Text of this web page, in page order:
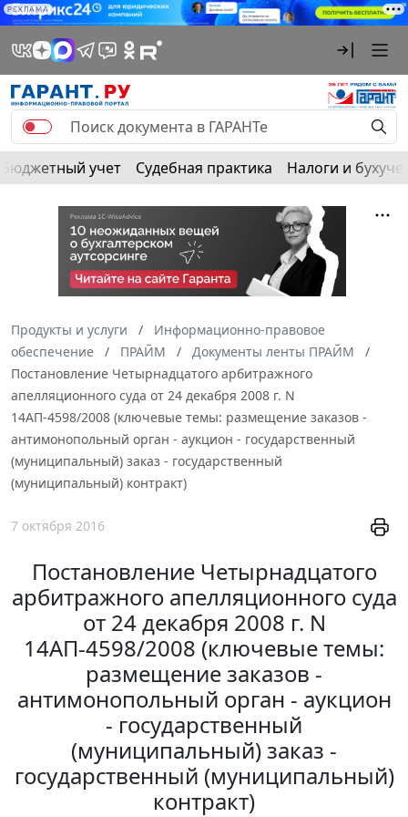
РЕКЛАМА
Бюджетный учет Судебная практика Налоги и
Продукты и услуги
Информационно-правовое
обеспечение
ПРАЙМ
Документы ленты ПРАЙМ
Постановление Четырнадцатого арбитражного
апелляционного суда от 24 декабря 2008 г. N
14АП-4598/2008 (ключевые темы: размещение заказов -
антимонопольный орган - аукцион - государственный
(муниципальный) заказ - государственный
(муниципальный) контракт)
7 октября 2016
Постановление Четырнадцатого
арбитражного апелляционного суда
от 24 декабря 2008 г. N
14АП-4598/2008 (ключевые темы:
размещение заказов -
антимонопольный орган - аукцион
- государственный
(муниципальный) заказ -
государственный (муниципальный)
контракт)